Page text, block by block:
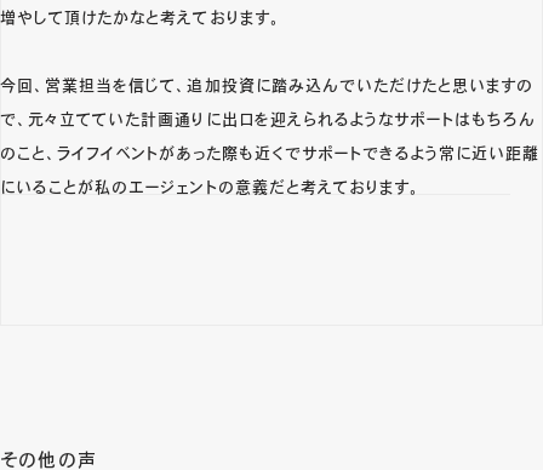
増やして頂けたかなと考えております。
今回、営業担当を信じて、追加投資に踏み込んでいただけたと思いますの
で、元々立てていた計画通りに出口を迎えられるようなサポートはもちろん
のこと、ライフイベントがあった際も近くでサポートできるよう常に近い距離
にいることが私のエージェントの意義だと考えております。
その他の声